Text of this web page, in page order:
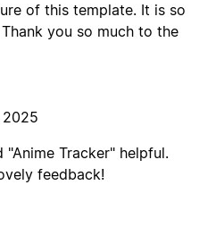
of this template. It is so
you so much to the
2025
"Anime Tracker" helpful.
feedback!